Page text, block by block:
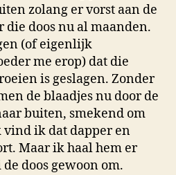
zolang er vorst aan de
die doos nu al maanden.
(of eigenlijk
me erop) dat die
is geslagen. Zonder
de blaadjes nu door de
buiten, smekend om
ik dat dapper en
Maar ik haal hem er
doos gewoon om.